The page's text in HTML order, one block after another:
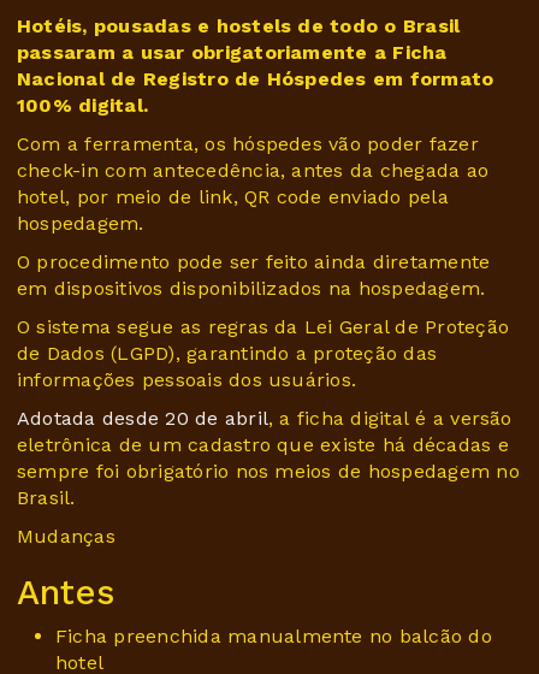
Hotéis, pousadas e hostels de todo o Brasil
passaram a usar obrigatoriamente a Ficha
Nacional de Registro de Hóspedes em formato
100% digital.
Com a ferramenta, os hóspedes vão poder fazer
check-in com antecedência, antes da chegada ao
hotel, por meio de link, QR code enviado pela
hospedagem.
O procedimento pode ser feito ainda diretamente
em dispositivos disponibilizados na hospedagem.
O sistema segue as regras da Lei Geral de Proteção
de Dados (LGPD), garantindo a proteção das
informações pessoais dos usuários.
Adotada desde 20 de abril, a ficha digital é a versão
eletrônica de um cadastro que existe há décadas e
sempre foi obrigatório nos meios de hospedagem no
Brasil.
Mudanças
Antes
Ficha preenchida manualmente no balcão do
hotel